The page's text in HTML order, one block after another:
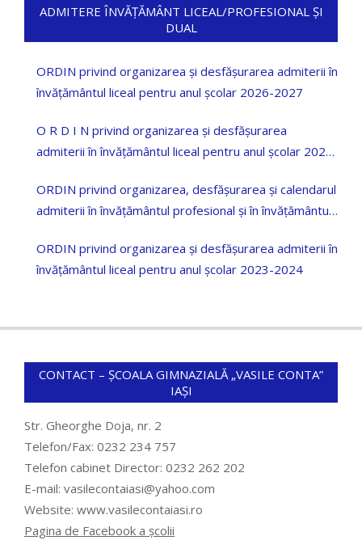
ADMITERE ÎNVĂȚĂMÂNT LICEAL/PROFESIONAL ȘI
DUAL
ORDIN privind organizarea și desfășurarea admiterii în
învățământul liceal pentru anul școlar 2026-2027
O R D I N privind organizarea și desfășurarea
admiterii în învățământul liceal pentru anul școlar 2025
ORDIN privind organizarea, desfășurarea și calendarul
admiterii în învățământul profesional și în învățământul
ORDIN privind organizarea și desfășurarea admiterii în
învățământul liceal pentru anul școlar 2023-2024
CONTACT – ȘCOALA GIMNAZIALĂ „VASILE CONTA”
IAȘI
Str. Gheorghe Doja, nr. 2
Telefon/Fax: 0232 234 757
Telefon cabinet Director: 0232 262 202
E-mail: vasilecontaiasi@yahoo.com
Website: www.vasilecontaiasi.ro
Pagina de Facebook a școlii